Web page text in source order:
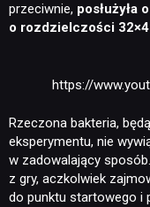
przeciwnie, posłużyła
o rozdzielczości
https://
Rzeczona bakteria,
eksperymentu, nie
w zadowalający
z gry, aczkolwiek
do punktu startowego i